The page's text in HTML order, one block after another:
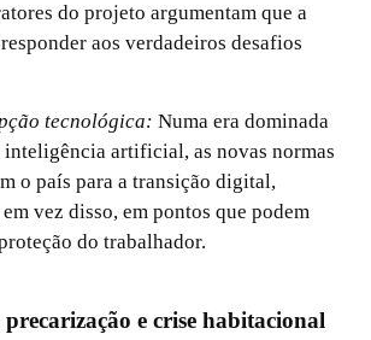
do projeto argumentam que a
aos verdadeiros desafios
tecnológica: Numa era dominada
inteligência artificial, as novas normas
o país para a transição digital,
vez disso, em pontos que podem
do trabalhador.
e crise habitacional